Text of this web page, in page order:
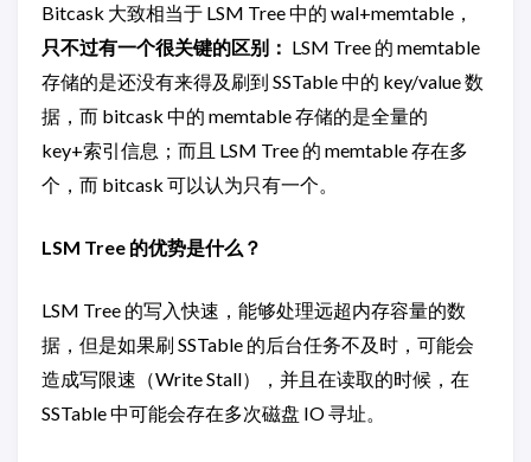
Bitcask 大致相当于 LSM Tree 中的 wal+memtable，
只不过有一个很关键的区别： LSM Tree 的 memtable
存储的是还没有来得及刷到 SSTable 中的 key/value 数
据，而 bitcask 中的 memtable 存储的是全量的
key+索引信息；而且 LSM Tree 的 memtable 存在多
个，而 bitcask 可以认为只有一个。
LSM Tree 的优势是什么？
LSM Tree 的写入快速，能够处理远超内存容量的数
据，但是如果刷 SSTable 的后台任务不及时，可能会
造成写限速（Write Stall），并且在读取的时候，在
SSTable 中可能会存在多次磁盘 IO 寻址。